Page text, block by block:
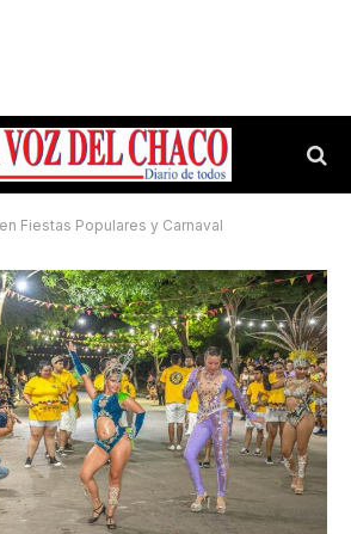
Fiestas Populares y Carnaval